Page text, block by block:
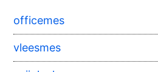
officemes
vleesmes